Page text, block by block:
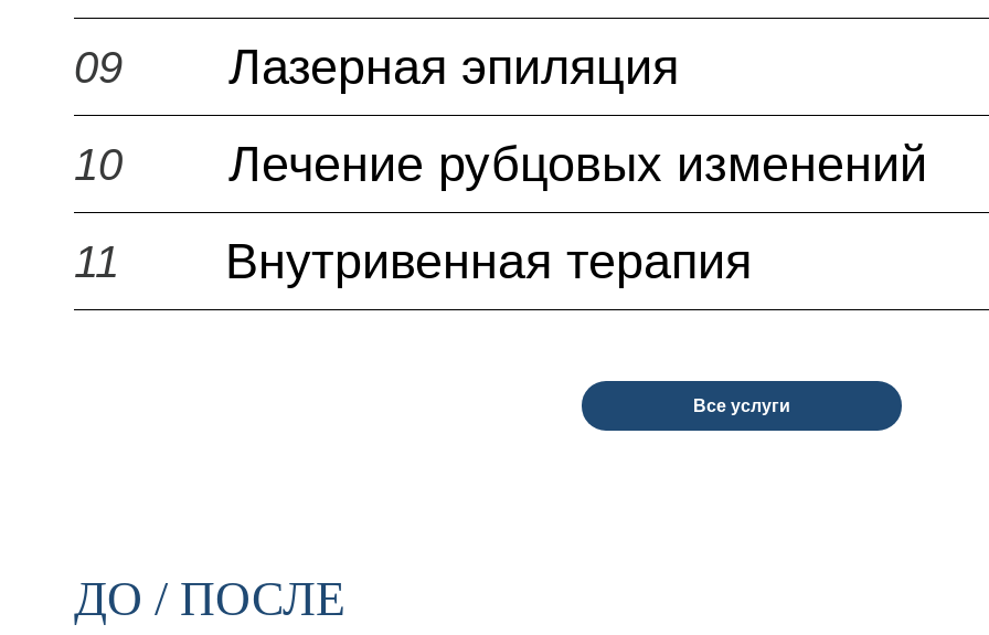
09 Лазерная эпиляция
10 Лечение рубцовых изменений
11 Внутривенная терапия
Все услуги
ДО / ПОСЛЕ